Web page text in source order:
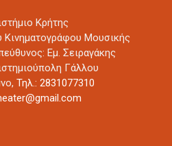
Κρήτης
Κινηματογράφου Μουσικής
Εμ. Σειραγάκης
Γάλλου
Τηλ.: 2831077310